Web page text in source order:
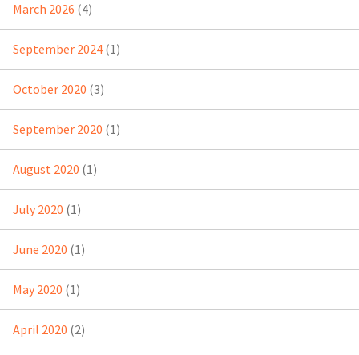
March 2026 (4)
September 2024 (1)
October 2020 (3)
September 2020 (1)
August 2020 (1)
July 2020 (1)
June 2020 (1)
May 2020 (1)
April 2020 (2)